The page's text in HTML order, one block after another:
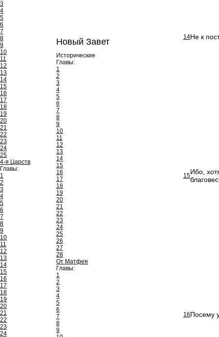
3
4
5
6
7
8
9
10
11
12
13
14
15
16
17
18
19
20
21
22
23
24
25
4-я Царств
Главы:
1
2
3
4
5
6
7
8
9
10
11
12
13
14
15
16
17
18
19
20
21
22
23
24
Новый Завет
Исторические
Главы:
1
2
3
4
5
6
7
8
9
10
11
12
13
14
15
16
17
18
19
20
21
22
23
24
25
26
27
28
От Матфея
Главы:
1
2
3
4
5
6
7
8
9
14Не к
15Ибо,
16Посему